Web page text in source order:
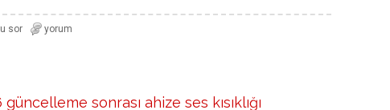
sonrası ahize ses kısıklığı